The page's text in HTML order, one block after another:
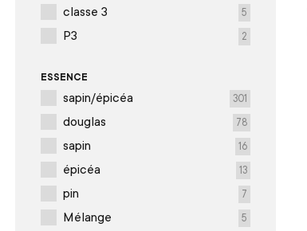
classe 3 5
P3 2
ESSENCE
sapin/épicéa 301
douglas 78
sapin 16
épicéa 13
pin 7
Mélange 5